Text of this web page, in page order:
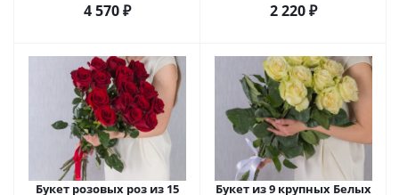
4 570₽ 2 220₽
Букет розовых роз из 15
Букет из 9 крупных Белых